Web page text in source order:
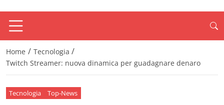
Home / Tecnologia /
Twitch Streamer: nuova dinamica per guadagnare denaro
Tecnologia Top-News